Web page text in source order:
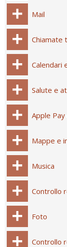
Mail
Chiamate
Calendari
Salute e
Apple
Mappe e
Musica
Controllo
Foto
Controllo